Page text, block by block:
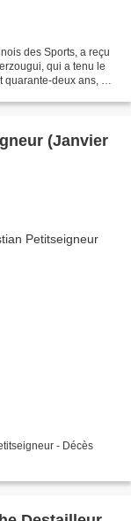
des Sports, a reçu
qui a tenu le
deux ans, a
(Janvier
- Décès